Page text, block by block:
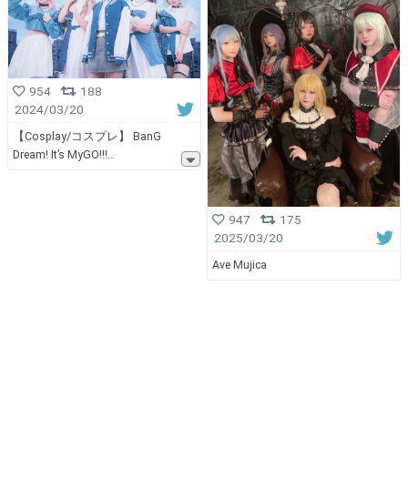
954
188
2024/03/20
【Cosplay/コスプレ】 BanG
Dream! It’s MyGO!!!
947
175
2025/03/20
Ave Mujica